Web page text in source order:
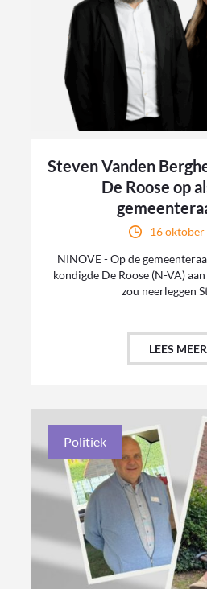
Steven Vanden
De Roose op
16 oktober
NINOVE - Op de
kondigde De Roose (N-VA)
zou neerleggen
LEES MEER
Politiek